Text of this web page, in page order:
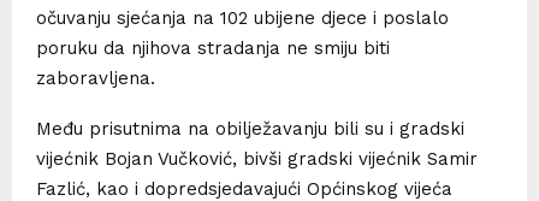
očuvanju sjećanja na 102 ubijene djece i poslalo
poruku da njihova stradanja ne smiju biti
zaboravljena.
Među prisutnima na obilježavanju bili su i gradski
vijećnik Bojan Vučković, bivši gradski vijećnik Samir
Fazlić, kao i dopredsjedavajući Općinskog vijeća